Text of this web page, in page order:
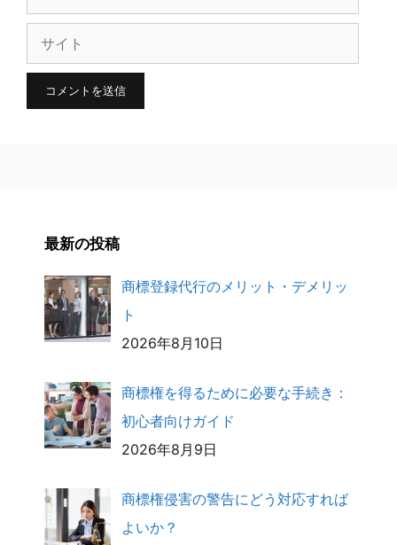
ー
イ
最新の投稿
商標登録代行のメリット・デメリッ
ト
2026年8月10日
商標権を得るために必要な手続き：
初心者向けガイド
2026年8月9日
商標権侵害の警告にどう対応すれば
よいか？